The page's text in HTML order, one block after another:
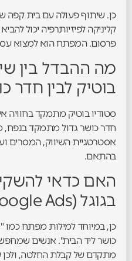
כן. שיתוף פעולה עם בית קפה
קליניקה לפיזיותרפיה יכול
פרסום. המפתח הוא למצוא
מה ההבדל בין
בוטיק לבין חדר
סטודיו בוטיק מתמקד בחוויה
חדר כושר גדול מתמקד בנפח,
אסטרטגיית השיווק, המסרים
בהתאם.
האם כדאי
בגוגל (Google Ads)?
כן, במיוחד למילות מפתח כמו
כושר ליד הבית". אנשים
מתקדם של קבלת החלטה, ולכן